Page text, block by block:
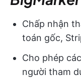
Chấp nhận
toán gốc,
Cho phép
người tham